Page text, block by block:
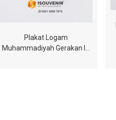
Plakat Logam
Muhammadiyah Gerakan I…